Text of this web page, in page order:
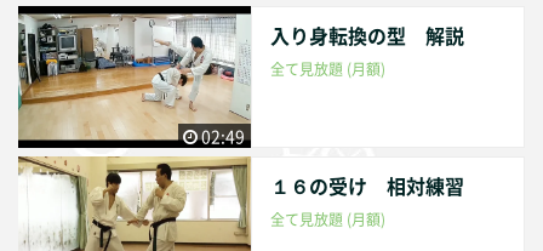
02:49
入り身転換の型 解説
全て見放題 (月額)
１６の受け 相対練習
全て見放題 (月額)